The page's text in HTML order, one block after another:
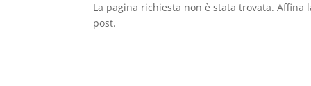
La pagina richiesta non è stata trovata.
post.